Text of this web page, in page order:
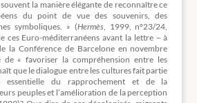
la manière élégante de reconnaître ce
du point de vue des souvenirs, des
symboliques. » (Hermès, 1999, n°23/24,
ces Euro-méditerranéens avant la lettre – à
la Conférence de Barcelone en novembre
« favoriser la compréhension entre les
que le dialogue entre les cultures fait partie
essentielle du rapprochement et de la
peuples et l’amélioration de la perception